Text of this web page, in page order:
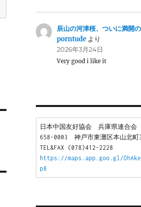
辰山の河津桜、ついに満開
porntude より
2026年3月24日
Very good i like it
日本中国友好協会　兵庫県連合会
658-0003　神戸市東灘区本山北
TEL&FAX (078)412-2228
https://maps.app.goo.gl/
p8